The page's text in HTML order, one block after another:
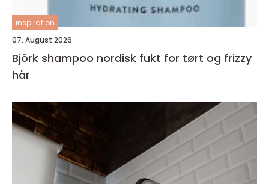
inspiration
07. August 2026
Björk shampoo nordisk fukt for tørt og frizzy
hår